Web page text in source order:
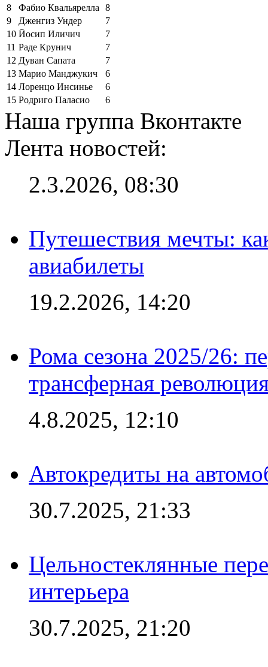
8
Фабио Квальярелла
8
9
Дженгиз Ундер
7
10 Йосип Иличич
7
11 Раде Крунич
7
12 Дуван Сапата
7
13 Марио Манджукич
6
14 Лоренцо Инсинье
6
15 Родриго Паласио 6
Наша группа Вконтакте
Лента новостей:
2.3.2026, 08:30
Путешествия мечты:
авиабилеты
19.2.2026, 14:20
Рома сезона 2025/26:
трансферная
4.8.2025, 12:10
Автокредиты на
30.7.2025, 21:33
Цельностеклянные
интерьера
30.7.2025, 21:20